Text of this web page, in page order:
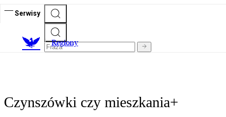
Serwisy
Regiony
Czynszówki czy mieszkania+